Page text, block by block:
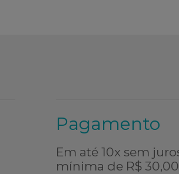
Pagamento
Em até 10x sem
mínima de R$ 30,00